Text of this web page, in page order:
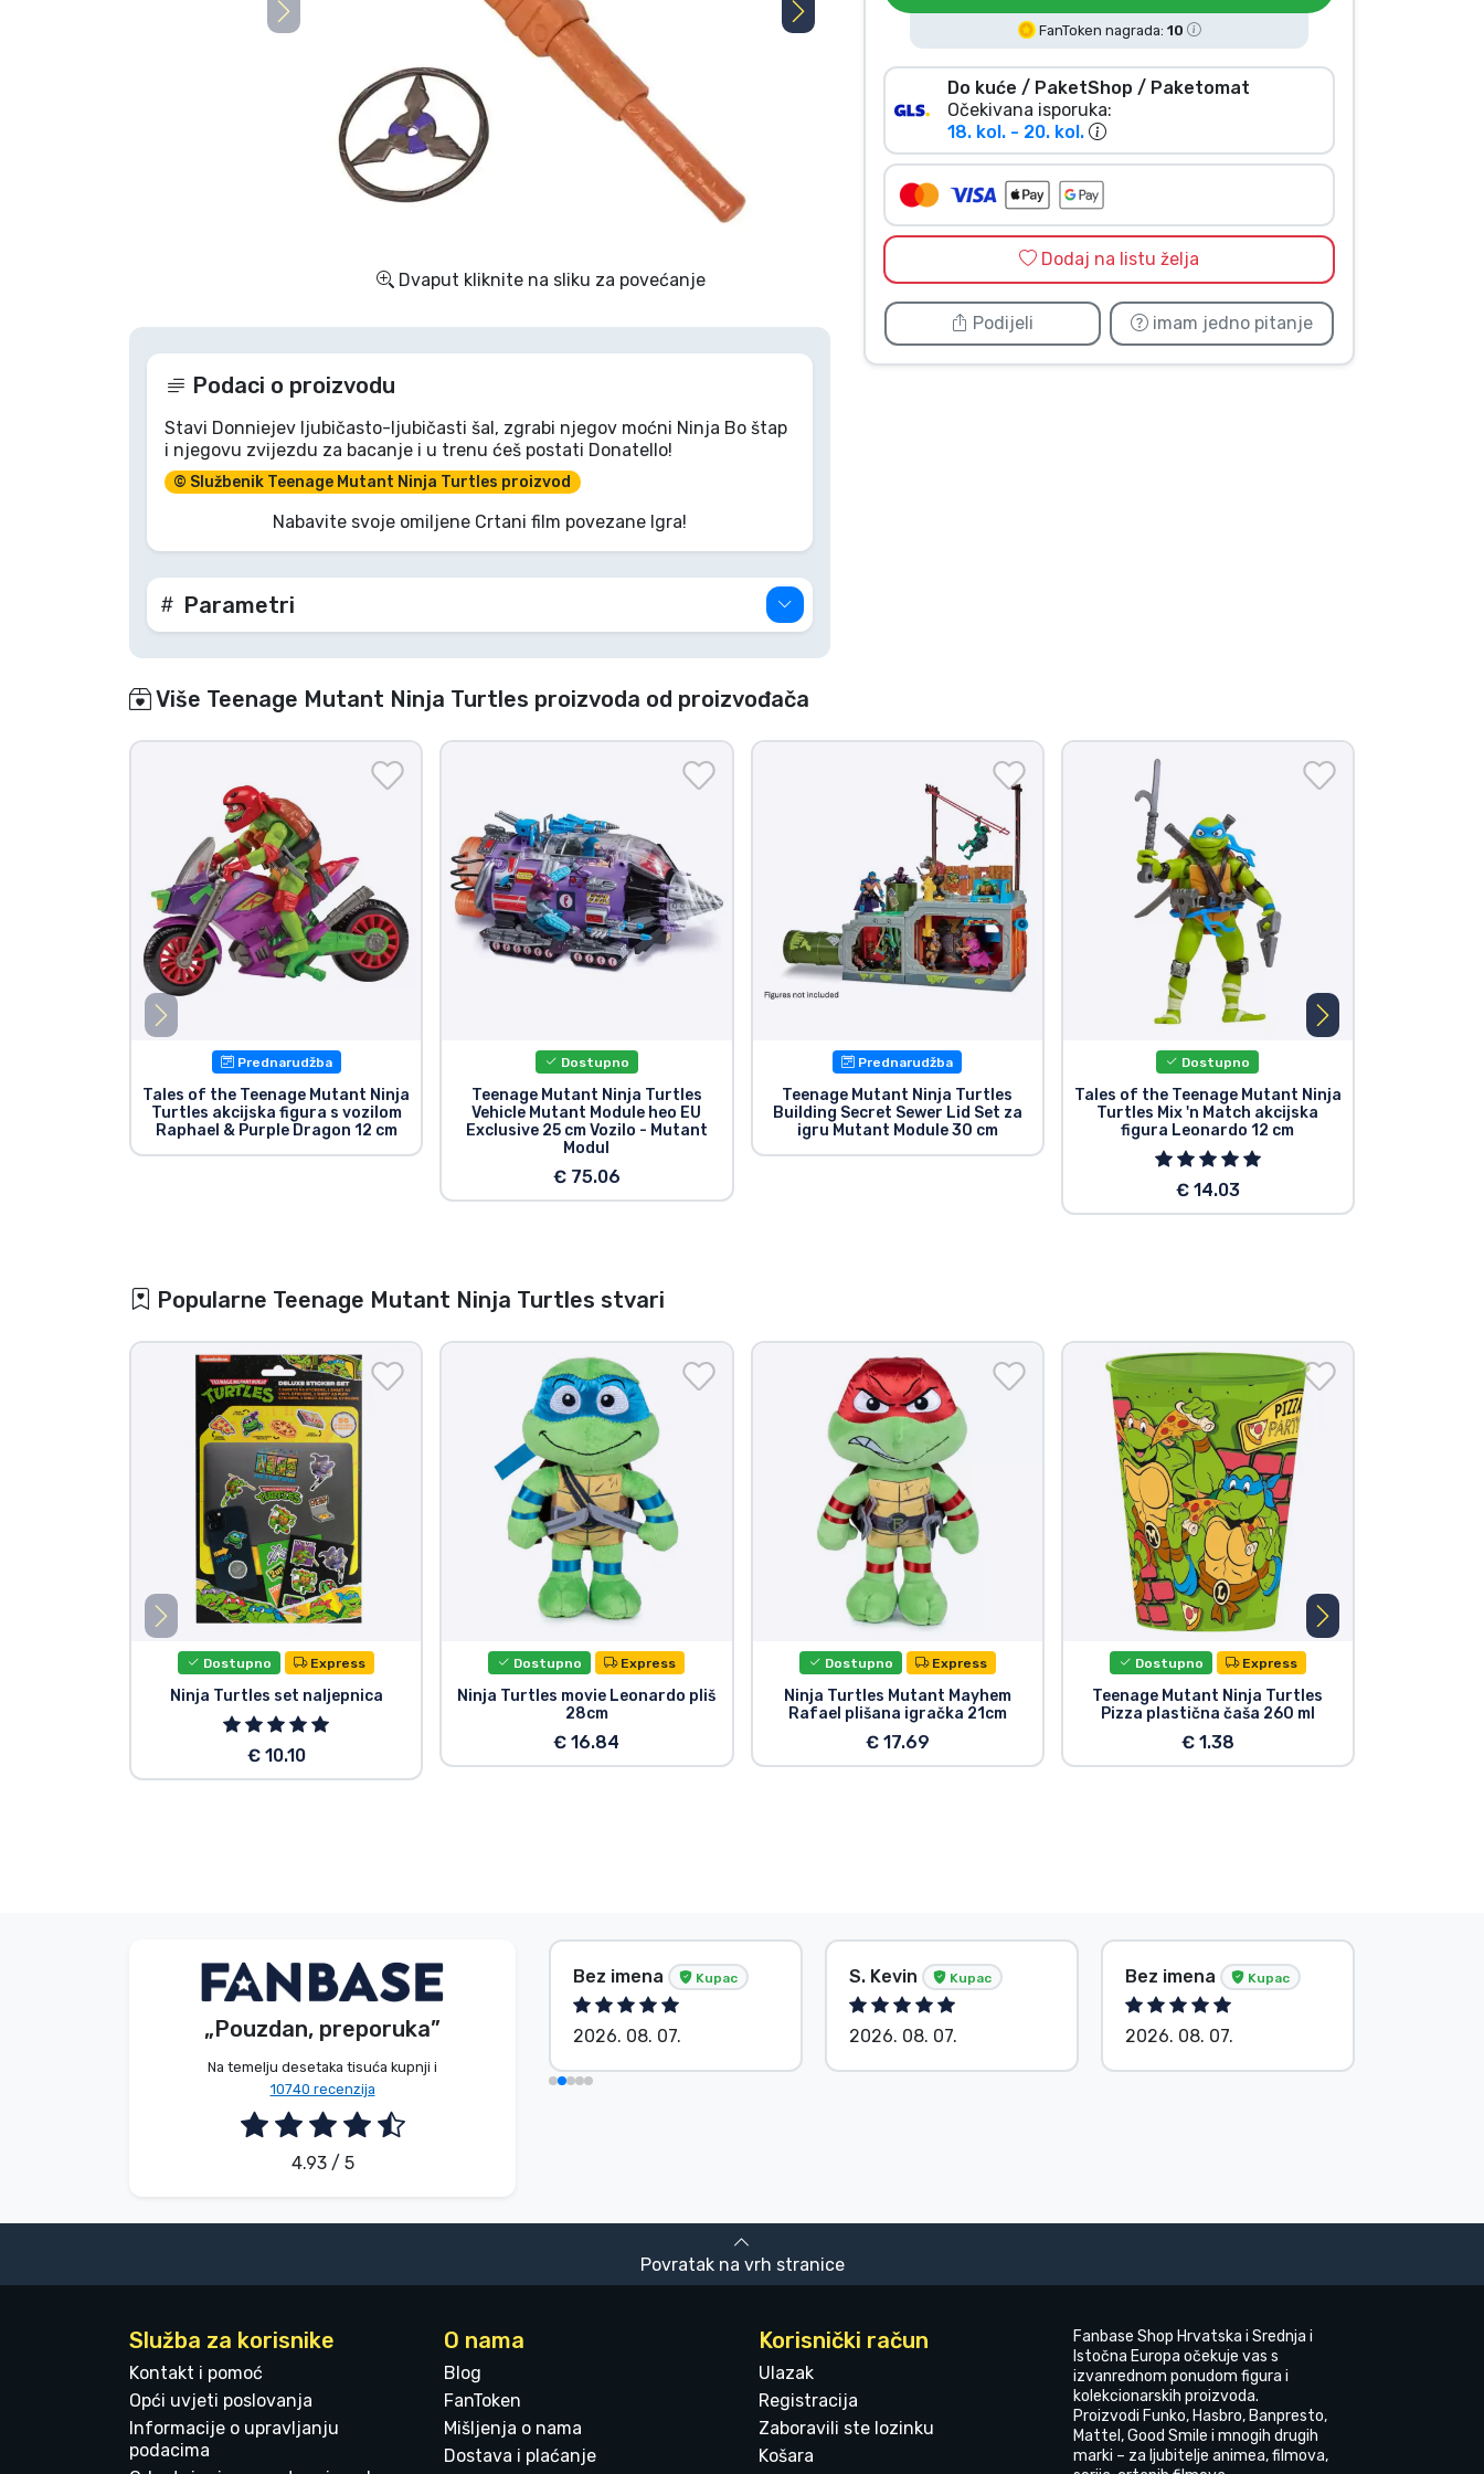
Dvaput kliknite na sliku za povećanje
FanToken nagrada: 10
Do kuće / PaketShop / Paketomat
Očekivana isporuka:
18. kol. - 20. kol.
Dodaj na listu želja
Podijeli imam jedno pitanje
Podaci o proizvodu
Stavi Donniejev ljubičasto-ljubičasti šal, zgrabi njegov moćni Ninja Bo štap
i njegovu zvijezdu za bacanje i u trenu ćeš postati Donatello!
© Službenik Teenage Mutant Ninja Turtles proizvod
Nabavite svoje omiljene Crtani film povezane Igra!
Parametri
Više Teenage Mutant Ninja Turtles proizvoda od proizvođača
Prednarudžba
Tales of the Teenage Mutant Ninja
Turtles akcijska figura s vozilom
Raphael & Purple Dragon 12 cm
Dostupno
Teenage Mutant Ninja Turtles
Vehicle Mutant Module heo EU
Exclusive 25 cm Vozilo - Mutant
Modul
€ 75.06
Prednarudžba
Teenage Mutant Ninja Turtles
Building Secret Sewer Lid Set za
igru Mutant Module 30 cm
Dostupno
Tales of the Teenage Mutant Ninja
Turtles Mix 'n Match akcijska
figura Leonardo 12 cm
€ 14.03
Popularne Teenage Mutant Ninja Turtles stvari
Dostupno Express
Ninja Turtles set naljepnica
€ 10.10
Dostupno Express
Ninja Turtles movie Leonardo pliš
28cm
€ 16.84
Dostupno Express
Ninja Turtles Mutant Mayhem
Rafael plišana igračka 21cm
€ 17.69
Dostupno Express
Teenage Mutant Ninja Turtles
Pizza plastična čaša 260 ml
€ 1.38
„Pouzdan, preporuka”
Na temelju desetaka tisuća kupnji i
10740 recenzija
4.93 / 5
G. Gábor Kupac
2026. 08. 07.
Bez imena Kupac
2026. 08. 07.
S. Kevin Kupac
2026. 08. 07.
Bez imena Kupac
2026. 08. 07.
Povratak na vrh stranice
Služba za korisnike
Kontakt i pomoć
Opći uvjeti poslovanja
Informacije o upravljanju
podacima
O nama
Blog
FanToken
Mišljenja o nama
Dostava i plaćanje
Korisnički račun
Ulazak
Registracija
Zaboravili ste lozinku
Košara
Fanbase Shop Hrvatska i Srednja i
Istočna Europa očekuje vas s
izvanrednom ponudom figura i
kolekcionarskih proizvoda.
Proizvodi Funko, Hasbro, Banpresto,
Mattel, Good Smile i mnogih drugih
marki – za ljubitelje animea, filmova,
Sportski proizvodi
Vrste proizvoda